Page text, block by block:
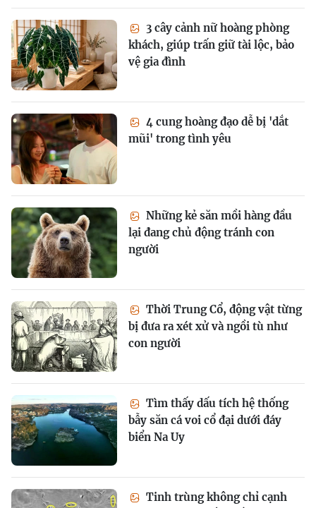
3 cây cảnh nữ hoàng phòng
khách, giúp trấn giữ tài lộc, bảo
vệ gia đình
4 cung hoàng đạo dễ bị 'dắt
mũi' trong tình yêu
Những kẻ săn mồi hàng đầu
lại đang chủ động tránh con
người
Thời Trung Cổ, động vật từng
bị đưa ra xét xử và ngồi tù như
con người
Tìm thấy dấu tích hệ thống
bẫy săn cá voi cổ đại dưới đáy
biển Na Uy
Tinh trùng không chỉ cạnh